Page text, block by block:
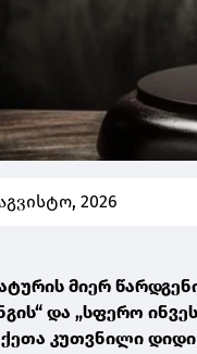
აგვისტო, 2026
მიერ
და „სფერო
კუთვნილი